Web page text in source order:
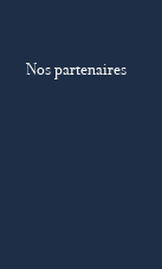
Nos partenaires